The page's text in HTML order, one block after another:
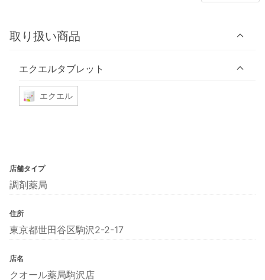
取り扱い商品
エクエルタブレット
エクエル
店舗タイプ
調剤薬局
住所
東京都世田谷区駒沢2-2-17
店名
クオール薬局駒沢店